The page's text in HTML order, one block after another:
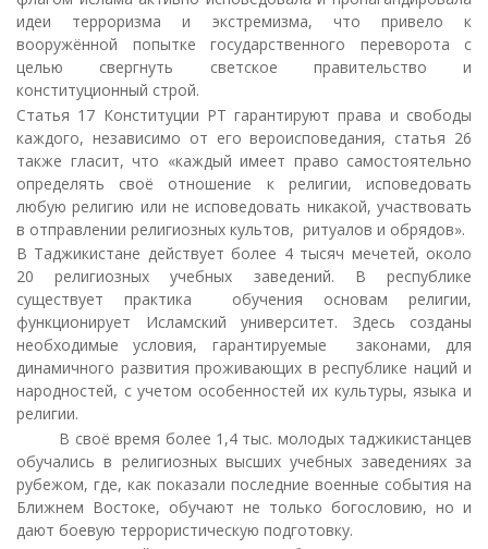
идеи терроризма и экстремизма, что привело к
вооружённой попытке государственного переворота с
целью свергнуть светское правительство и
конституционный строй.
Статья 17 Конституции РТ гарантируют права и свободы
каждого, независимо от его вероисповедания, статья 26
также гласит, что «каждый имеет право самостоятельно
определять своё отношение к религии, исповедовать
любую религию или не исповедовать никакой, участвовать
в отправлении религиозных культов, ритуалов и обрядов».
В Таджикистане действует более 4 тысяч мечетей, около
20 религиозных учебных заведений. В республике
существует практика обучения основам религии,
функционирует Исламский университет. Здесь созданы
необходимые условия, гарантируемые законами, для
динамичного развития проживающих в республике наций и
народностей, с учетом особенностей их культуры, языка и
религии.
В своё время более 1,4 тыс. молодых таджикистанцев
обучались в религиозных высших учебных заведениях за
рубежом, где, как показали последние военные события на
Ближнем Востоке, обучают не только богословию, но и
дают боевую террористическую подготовку.